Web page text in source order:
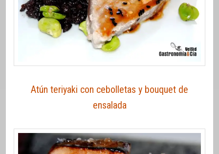
Atún teriyaki con cebolletas y bouquet de
ensalada